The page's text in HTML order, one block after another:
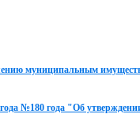
муниципальным
№180 года "Об